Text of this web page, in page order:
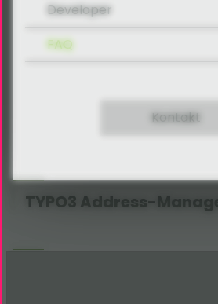
TYPO3 Address-
Developer
FAQ
Kontakt